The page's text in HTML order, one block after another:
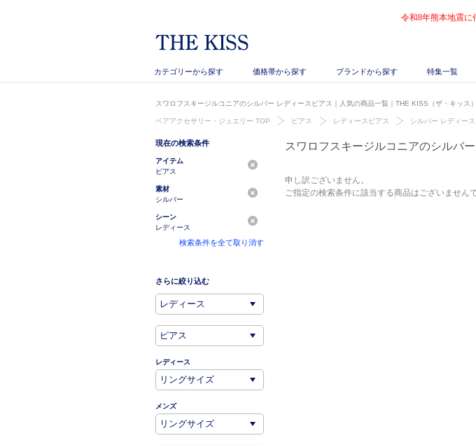
令和8年熊本地震に
カテゴリーから探す 価格帯から探す ブランドから探す 特集一覧
スワロフスキージルコニアのシルバー レディースピアス｜人気の商品一覧｜THE KISS（ザ・キッス
ペアアクセサリー・ジュエリー TOP ピアス レディースピアス シルバー レディース
スワロフスキージルコニアのシルバ
申し訳ございません。
ご指定の検索条件に該当する商品はございませんで
現在の検索条件
アイテム
ピアス
素材
シルバー
シーン
レディース
検索条件を全て取り消す
さらに絞り込む
レディース
メンズ